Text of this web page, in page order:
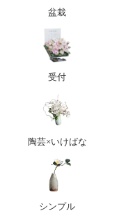
盆栽
受付
陶芸×いけばな
シンプル